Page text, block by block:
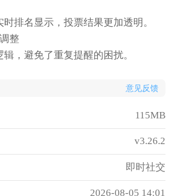
排名显示，投票结果更加透明。
整
，避免了重复提醒的困扰。
意见反馈
115MB
v3.26.2
即时社交
2026-08-05 14:01